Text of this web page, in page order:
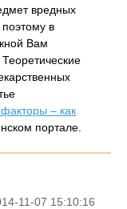
вредных
в
Вам
– как
портале.
11-07 15:10:16